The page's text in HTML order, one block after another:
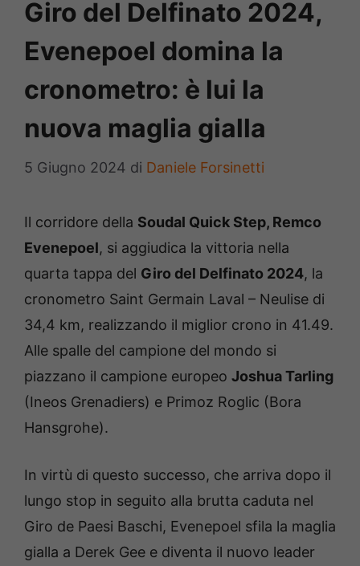
Giro del Delfinato 2024,
Evenepoel domina la
cronometro: è lui la
nuova maglia gialla
5 Giugno 2024 di Daniele Forsinetti
Il corridore della Soudal Quick Step, Remco
Evenepoel, si aggiudica la vittoria nella
quarta tappa del Giro del Delfinato 2024, la
cronometro Saint Germain Laval – Neulise di
34,4 km, realizzando il miglior crono in 41.49.
Alle spalle del campione del mondo si
piazzano il campione europeo Joshua Tarling
(Ineos Grenadiers) e Primoz Roglic (Bora
Hansgrohe).
In virtù di questo successo, che arriva dopo il
lungo stop in seguito alla brutta caduta nel
Giro de Paesi Baschi, Evenepoel sfila la maglia
gialla a Derek Gee e diventa il nuovo leader